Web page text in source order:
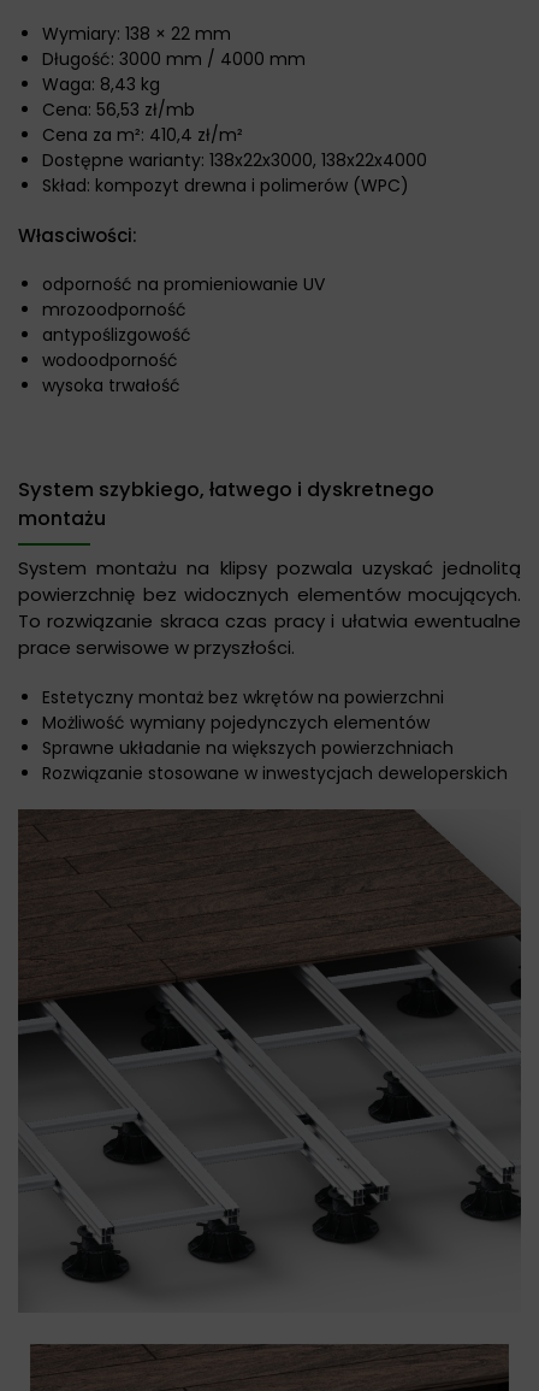
Wymiary: 138 × 22 mm
Długość: 3000 mm / 4000 mm
Waga: 8,43 kg
Cena: 56,53 zł/mb
Cena za m²: 410,4 zł/m²
Dostępne warianty: 138x22x3000, 138x22x4000
Skład: kompozyt drewna i polimerów (WPC)
Własciwości:
odporność na promieniowanie UV
mrozoodporność
antypoślizgowość
wodoodporność
wysoka trwałość
System szybkiego, łatwego i dyskretnego
montażu
System montażu na klipsy pozwala uzyskać jednolitą
powierzchnię bez widocznych elementów mocujących.
To rozwiązanie skraca czas pracy i ułatwia ewentualne
prace serwisowe w przyszłości.
Estetyczny montaż bez wkrętów na powierzchni
Możliwość wymiany pojedynczych elementów
Sprawne układanie na większych powierzchniach
Rozwiązanie stosowane w inwestycjach deweloperskich